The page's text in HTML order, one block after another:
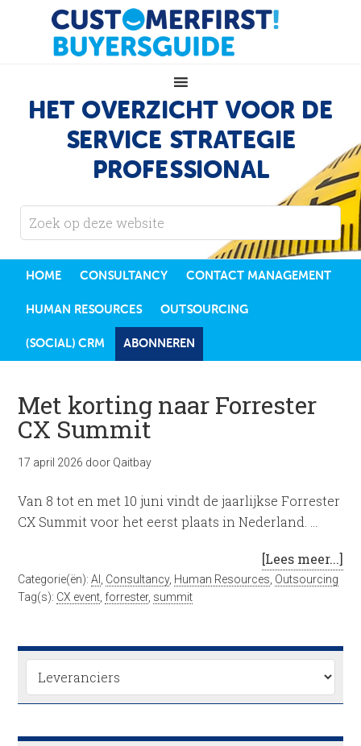
HET OVERZICHT VOOR DE
SERVICE STRATEGIE
PROFESSIONAL
HOME CONSULTANCY CONTACT MANAGEMENT
HUMAN RESOURCES OUTSOURCING
(SOCIAL) CRM ABONNEREN
Met korting naar Forrester
CX Summit
17 april 2026 door Qaitbay
Van 8 tot en met 10 juni vindt de jaarlijkse Forrester
CX Summit voor het eerst plaats in Nederland. …
[Lees meer...]
Categorie(ën):AI Consultancy, Human Resources Outsourcing
Tag(s): CX event forrester, summit